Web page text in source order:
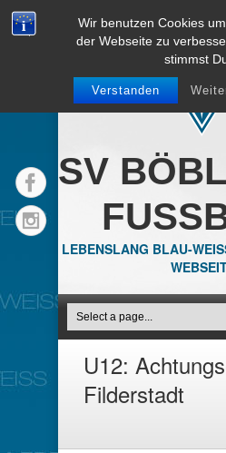
Wir benutzen Cookies
der Webseite zu
stimmst
Verstanden
SV
LEBENSLANG BLAU-
U12:
Filderstadt